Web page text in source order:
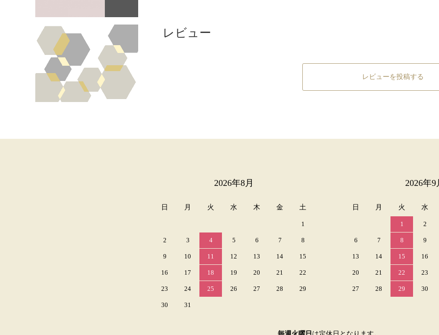
レビュー
レビューを投稿する
2026年8月
日 月 火 水 木 金 土
1
2 3 4 5 6 7 8
9 10 11 12 13 14 15
16 17 18 19 20 21 22
23 24 25 26 27 28 29
30 31
2026年9
日 月 火 水
1 2
6 7 8 9
13 14 15 16
20 21 22 23
27 28 29 30
毎週火曜日 は定休日となります。